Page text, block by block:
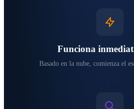
Funciona
Basado en la nube, comienza el